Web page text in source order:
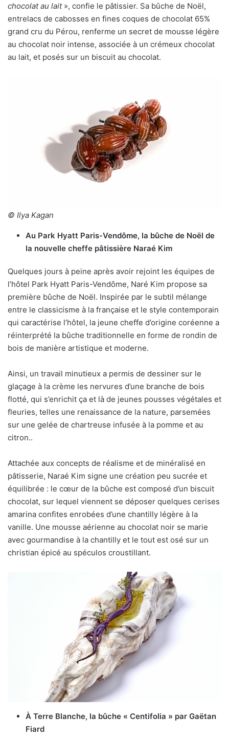
chocolat au lait », confie le pâtissier. Sa bûche de Noël,
entrelacs de cabosses en fines coques de chocolat 65%
grand cru du Pérou, renferme un secret de mousse légère
au chocolat noir intense, associée à un crémeux chocolat
au lait, et posés sur un biscuit au chocolat.
© Ilya Kagan
Au Park Hyatt Paris-Vendôme, la bûche de Noël de
la nouvelle cheffe pâtissière Naraé Kim
Quelques jours à peine après avoir rejoint les équipes de
l’hôtel Park Hyatt Paris-Vendôme, Naré Kim propose sa
première bûche de Noël. Inspirée par le subtil mélange
entre le classicisme à la française et le style contemporain
qui caractérise l’hôtel, la jeune cheffe d’origine coréenne a
réinterprété la bûche traditionnelle en forme de rondin de
bois de manière artistique et moderne.
Ainsi, un travail minutieux a permis de dessiner sur le
glaçage à la crème les nervures d’une branche de bois
flotté, qui s’enrichit ça et là de jeunes pousses végétales et
fleuries, telles une renaissance de la nature, parsemées
sur une gelée de chartreuse infusée à la pomme et au
citron..
Attachée aux concepts de réalisme et de minéralisé en
pâtisserie, Naraé Kim signe une création peu sucrée et
équilibrée : le cœur de la bûche est composé d’un biscuit
chocolat, sur lequel viennent se déposer quelques cerises
amarina confites enrobées d’une chantilly légère à la
vanille. Une mousse aérienne au chocolat noir se marie
avec gourmandise à la chantilly et le tout est osé sur un
christian épicé au spéculos croustillant.
À Terre Blanche, la bûche « Centifolia » par Gaëtan
Fiard